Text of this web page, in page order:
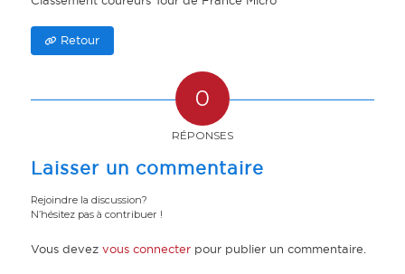
Retour
0
RÉPONSES
Laisser un commentaire
Rejoindre la discussion?
N’hésitez pas à contribuer !
Vous devez vous connecterpour publier un commentaire.